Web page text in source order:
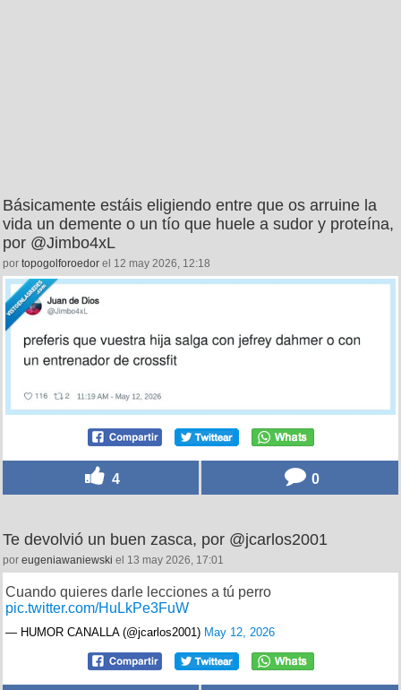
Básicamente estáis eligiendo entre que os arruine la
vida un demente o un tío que huele a sudor y proteína,
por @Jimbo4xL
por topogolforoedor el 12 may 2026, 12:18
4 0
Te devolvió un buen zasca, por @jcarlos2001
por eugeniawaniewski el 13 may 2026, 17:01
Cuando quieres darle lecciones a tú perro
pic.twitter.com/HuLkPe3FuW
— HUMOR CANALLA (@jcarlos2001) May 12, 2026